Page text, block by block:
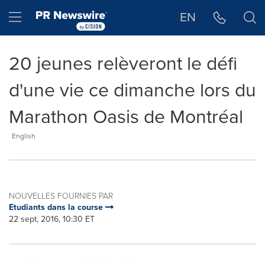
Hamburger menu EN
20 jeunes relèveront le défi
d'une vie ce dimanche lors du
Marathon Oasis de Montréal
English
NOUVELLES FOURNIES PAR
Etudiants dans la course
22 sept, 2016, 10:30 ET